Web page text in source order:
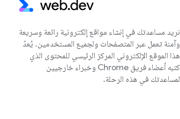
نريد مساعدتك في إنشاء مواقع إلكترونية رائعة وسريعة
وآمنة تعمل عبر المتصفحات ولجميع المستخدمين. يُعدّ
هذا الموقع الإلكتروني المركز الرئيسي للمحتوى الذي
كتبه أعضاء فريق Chrome وخبراء خارجيين
لمساعدتك في هذه الرحلة.